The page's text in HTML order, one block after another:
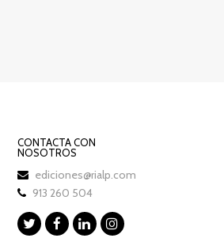
CONTACTA CON
NOSOTROS
ediciones@rialp.com
913 260 504